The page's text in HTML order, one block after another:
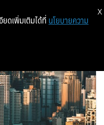
ยดเพิ่มเติมได้ที่ นโยบายความ
X